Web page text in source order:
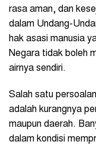
rasa aman, dan
dalam Undang-
hak asasi manusia
Negara tidak boleh
airnya sendiri.
Salah satu
adalah kurangnya
maupun daerah.
dalam kondisi